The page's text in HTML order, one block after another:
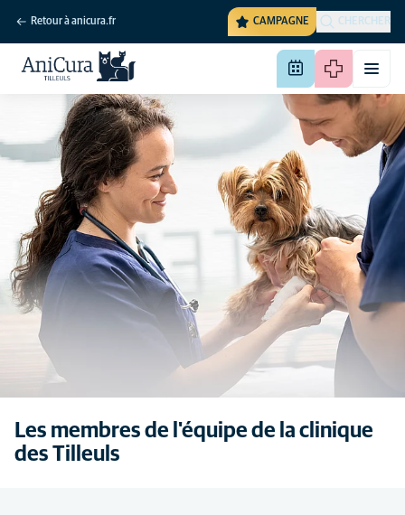
Retour à anicura.fr CAMPAGNE CHERCHER
Les membres de l'équipe de la clinique
des Tilleuls